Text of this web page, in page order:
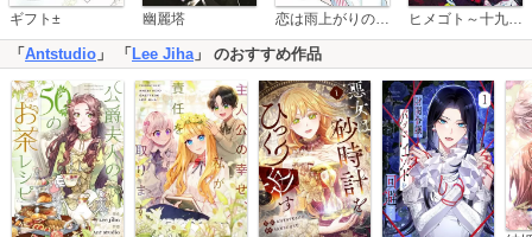
ギフト± 幽麗塔 恋は雨上がりのように ヒメゴト～十九歳の制服～
「 Antstudio 」 「 Lee Jiha」 のおすすめ作品